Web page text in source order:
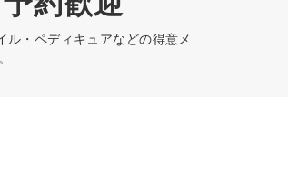
・ペディキュアなどの得意メ